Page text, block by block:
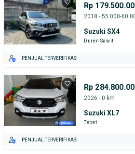
Rp
2018 - 55.000-
Suzuki SX4
Duren Sawit
PENJUAL TERVERIFIKASI
Rp
2026 - 0 km
Suzuki XL7
Tebet
PENJUAL TERVERIFIKASI